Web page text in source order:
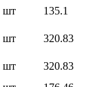
шт
135.1
шт
320.83
шт
320.83